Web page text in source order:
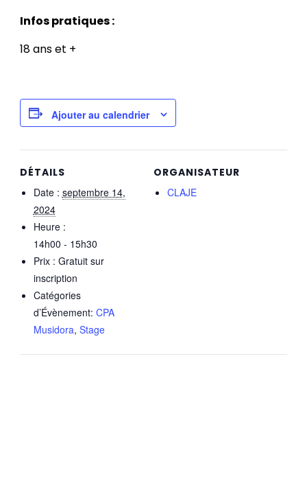
Infos pratiques :
18 ans et +
Ajouter au calendrier
DÉTAILS
Date : septembre 14,
2024
Heure :
14h00 - 15h30
Prix : Gratuit sur
inscription
Catégories
d’Évènement: CPA
Musidora, Stage
ORGANISATEUR
CLAJE